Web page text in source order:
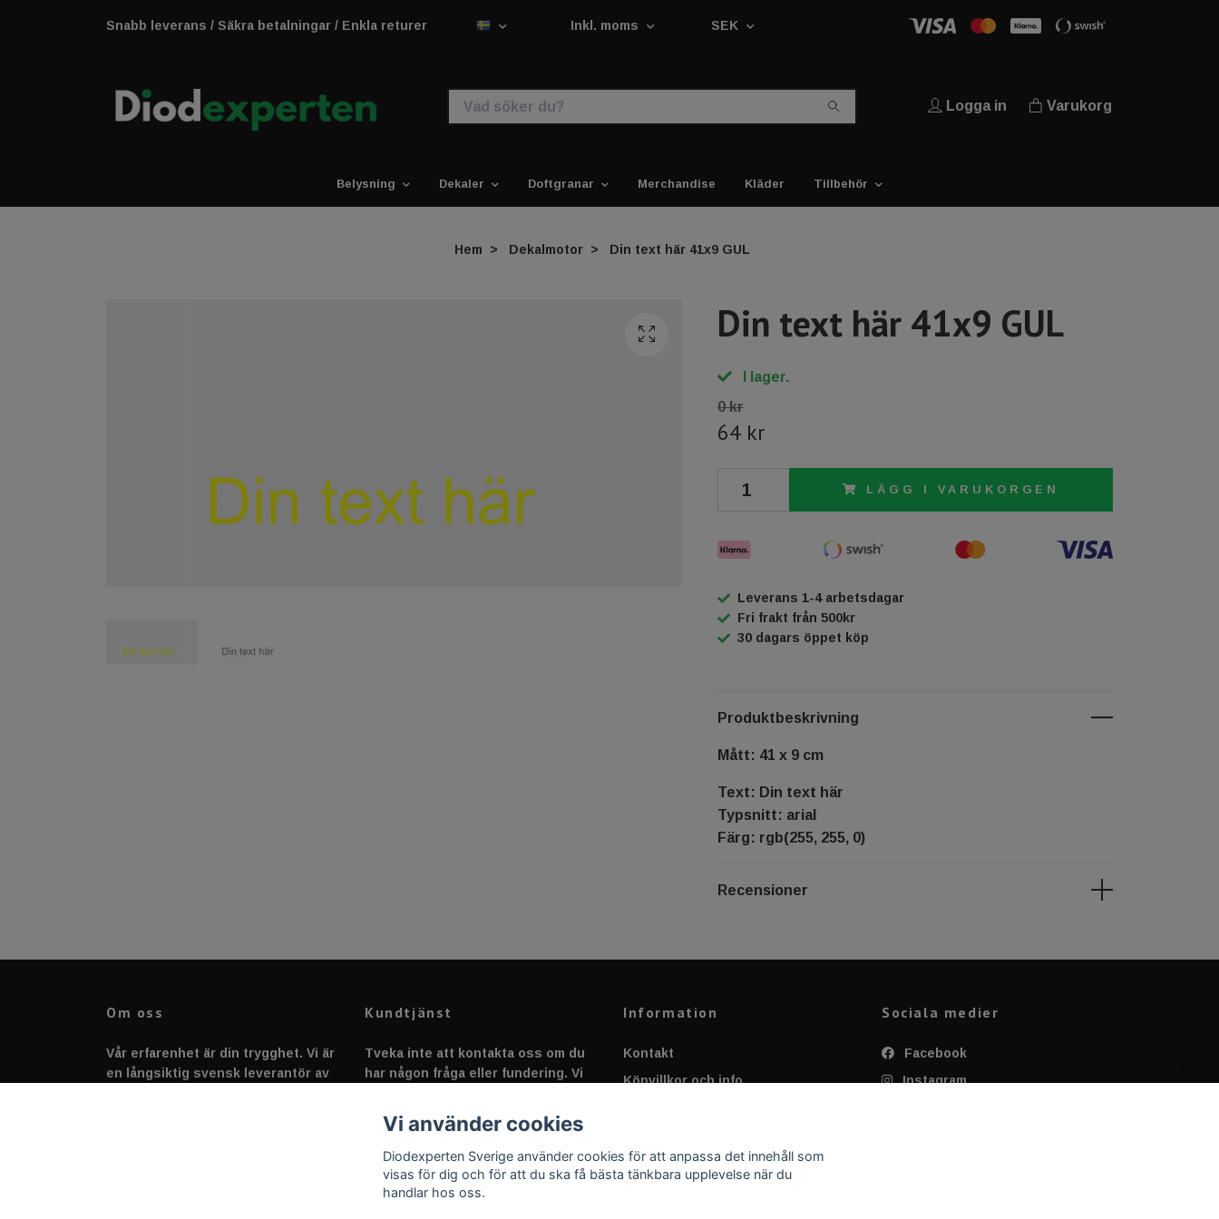
Snabb leverans / Säkra betalningar / Enkla returer Inkl. moms SEK
Logga in Varukorg
Belysning Dekaler Doftgranar Merchandise Kläder Tillbehör
Hem Dekalmotor Din text här 41x9 GUL
Din text här 41x9 GUL
I lager.
0 kr
64 kr
LÄGG I VARUKORGEN
Leverans 1-4 arbetsdagar
Fri frakt från 500kr
30 dagars öppet köp
Produktbeskrivning
Mått: 41 x 9 cm
Text: Din text här
Typsnitt: arial
Färg: rgb(255, 255, 0)
Recensioner
Om oss
Vår erfarenhet är din trygghet. Vi är
en långsiktig svensk leverantör av
Kundtjänst
Tveka inte att kontakta oss om du
har någon fråga eller fundering. Vi
Information
Kontakt
Köpvillkor och info
Applicering av Dekal
Sociala medier
Facebook
Instagram
Vi använder cookies
Diodexperten Sverige använder cookies för att anpassa det innehåll som
visas för dig och för att du ska få bästa tänkbara upplevelse när du
handlar hos oss.